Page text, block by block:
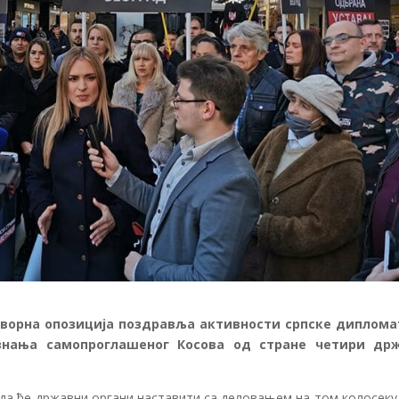
опозиција поздравља активности српске
самопроглашеног Косова од стране четири